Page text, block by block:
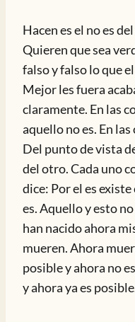
Hacen es el no es
Quieren que sea
falso y falso lo que
Mejor les fuera
claramente. En las
aquello no es. En
Del punto de vista
del otro. Cada uno
dice: Por el es existe
es. Aquello y esto
han nacido ahora
mueren. Ahora
posible y ahora no
y ahora ya es